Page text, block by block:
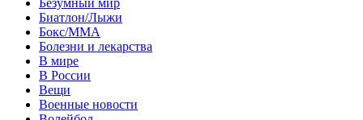
Биатлон/Лыжи
Бокс/MMA
Болезни и лекарства
В мире
В России
Вещи
Военные новости